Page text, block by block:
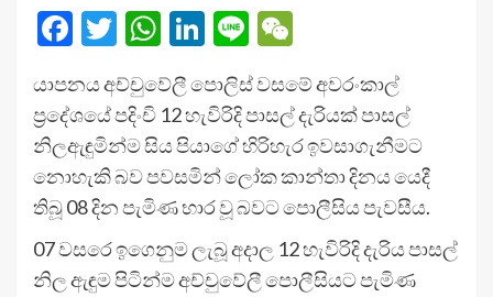
Facebook
Twitter
WhatsApp
LinkedIn
Line
යාපනය අච්චුවේලී පොලිස් වසමේ අවරංකාල්
ප්‍රදේශයේ පදිංචි 12 හැවිරිදි පාසල් දැරියක් පාසල්
නිලඇඳුමින්ම සිය පියාගේ හිරිහැර ඉවසාගැනීමට
නොහැකි බව පවසමින් ලෝක කාන්තා දිනය යෙදී
තිබූ 08 දින පැමිණ භාර වූ බවට පොලීසිය පැවසීය.
07 වසරෙ ඉගෙනුම ලැබූ අදාල 12 හැවිරිදි දැරිය පාසල්
නිල ඇඳුම පිටින්ම අච්චුවේලී පොලීසියට පැමිණ